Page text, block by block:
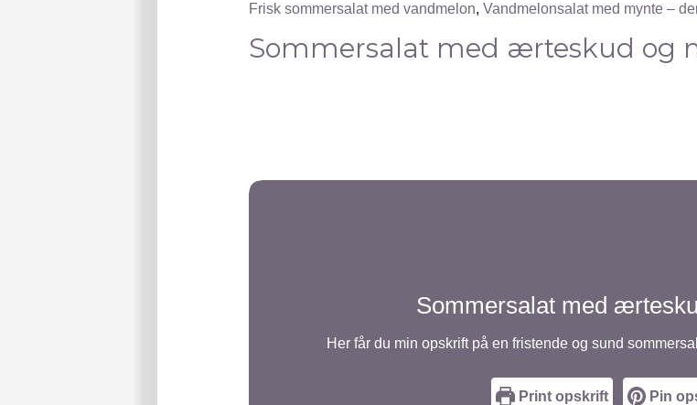
Frisk sommersalat med vandmelon, Vandmelonsalat med mynte –
Sommersalat med ærteskud og
Sommersalat med
Her får du min opskrift på en fristende og sund
Print opskrift Pin